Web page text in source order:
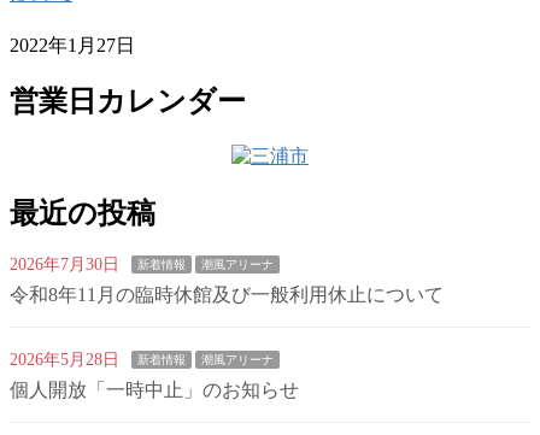
2022年1月27日
営業日カレンダー
最近の投稿
2026年7月30日 新着情報 潮風アリーナ
令和8年11月の臨時休館及び一般利用休止について
2026年5月28日 新着情報 潮風アリーナ
個人開放「一時中止」のお知らせ